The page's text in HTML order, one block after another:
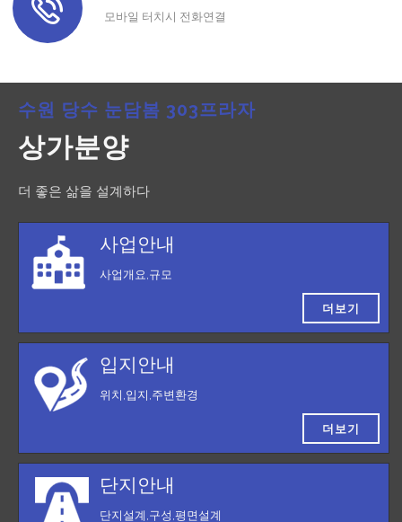
모바일 터치시 전화연결
수원 당수 눈담봄 303프라자
상가분양
더 좋은 삶을 설계하다
사업안내
사업개요,규모
더보기
입지안내
위치,입지,주변환경
더보기
단지안내
단지설계,구성,평면설계